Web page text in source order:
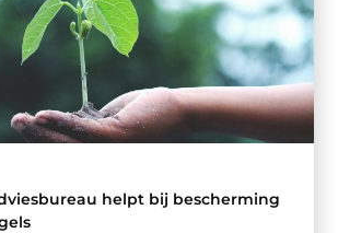
helpt bij bescherming